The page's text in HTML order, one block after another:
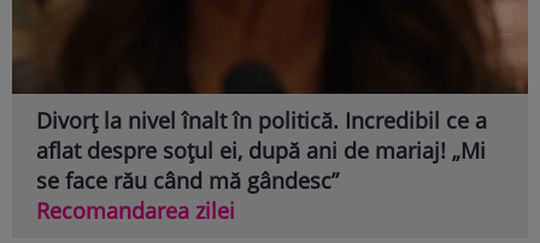
Divorț la nivel înalt în politică. Incredibil ce a
aflat despre soțul ei, după ani de mariaj! „Mi
se face rău când mă gândesc”
Recomandarea zilei